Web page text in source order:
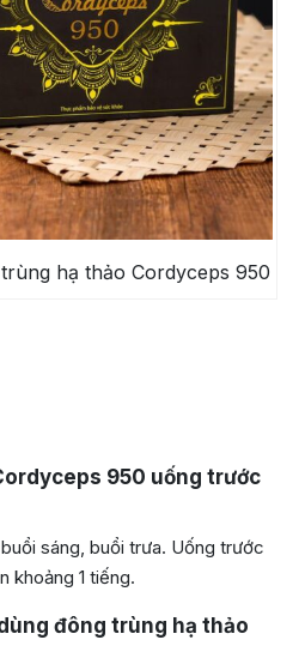
hạ thảo Cordyceps 950
950 uống trước
sáng, buổi trưa. Uống trước
khoảng 1 tiếng.
đông trùng hạ thảo